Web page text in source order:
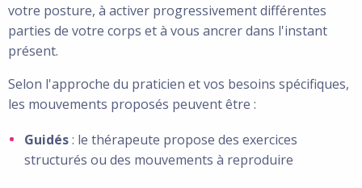
votre posture, à activer progressivement différentes
parties de votre corps et à vous ancrer dans l'instant
présent.
Selon l'approche du praticien et vos besoins spécifiques,
les mouvements proposés peuvent être :
Guidés: le thérapeute propose des exercices
structurés ou des mouvements à reproduire